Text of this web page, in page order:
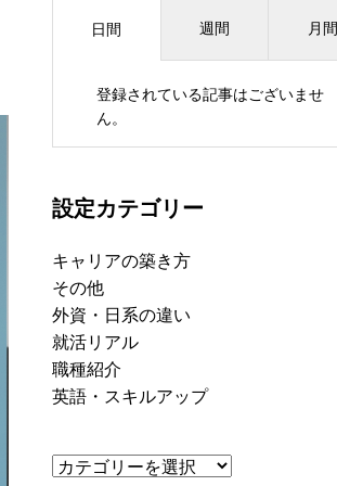
日間 週間 月間
登録されている記事はございませ
ん。
設定カテゴリー
キャリアの築き方
その他
外資・日系の違い
就活リアル
職種紹介
英語・スキルアップ